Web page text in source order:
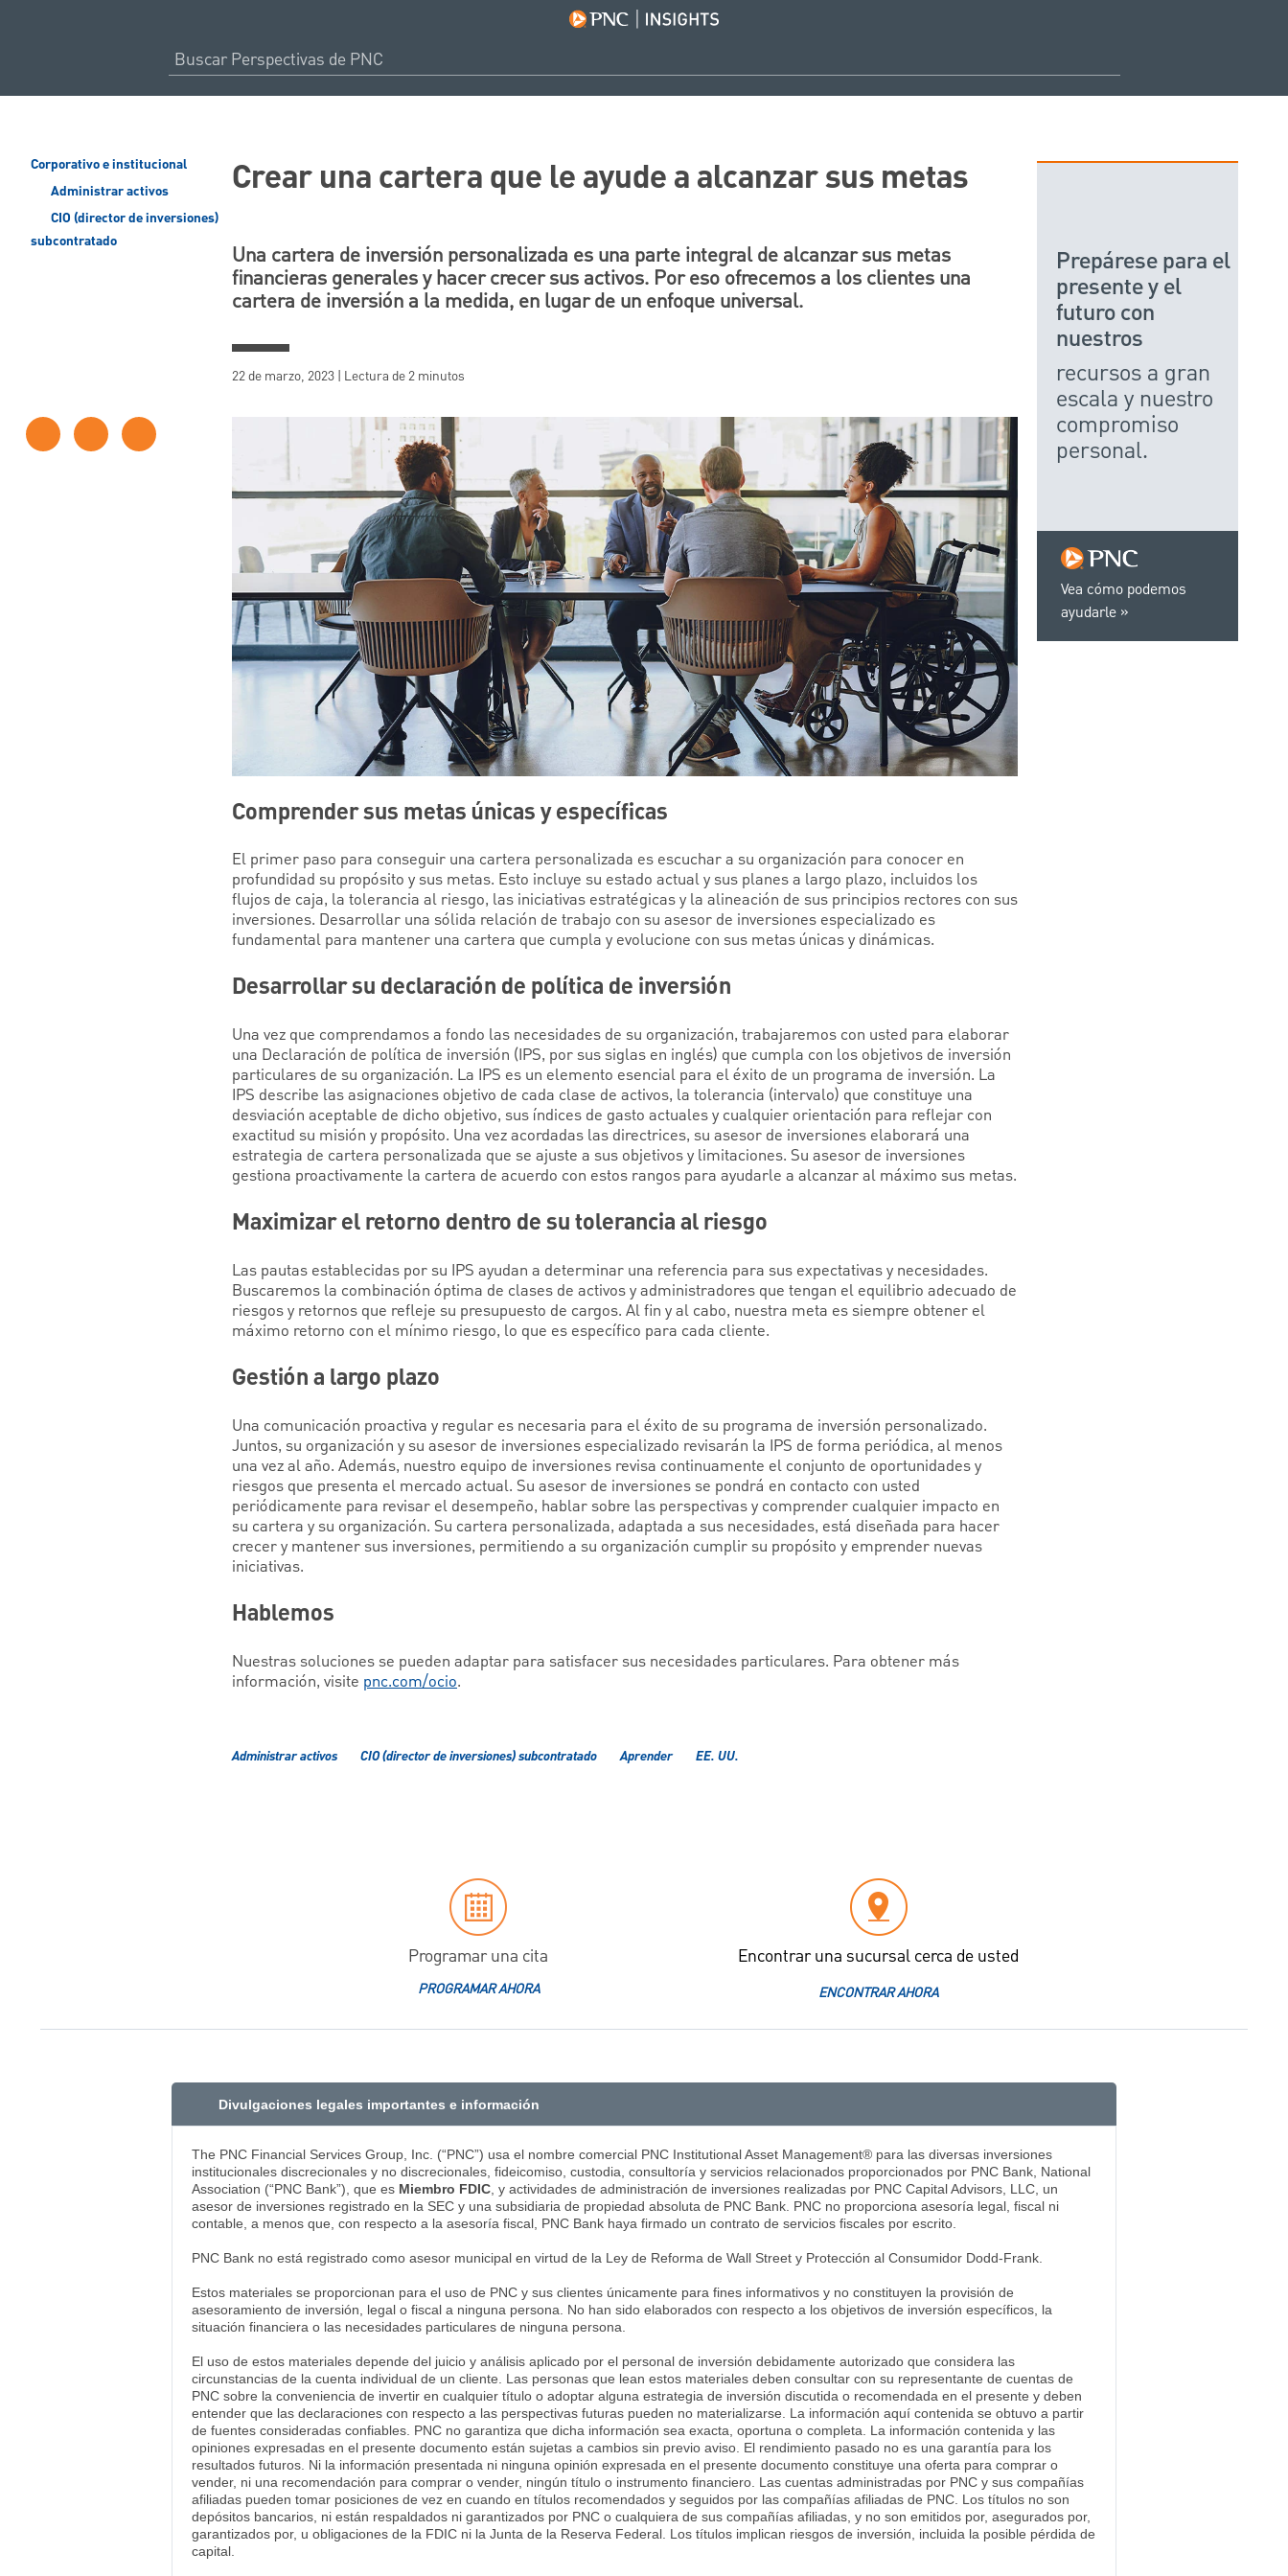
Corporativo e institucional
Administrar activos
CIO (director de inversiones)
subcontratado
Crear una cartera que le ayude a alcanzar sus metas
Una cartera de inversión personalizada es una parte integral de alcanzar sus metas
financieras generales y hacer crecer sus activos. Por eso ofrecemos a los clientes una
cartera de inversión a la medida, en lugar de un enfoque universal.
22 de marzo, 2023 | Lectura de 2 minutos
Comprender sus metas únicas y específicas
El primer paso para conseguir una cartera personalizada es escuchar a su organización para conocer en
profundidad su propósito y sus metas. Esto incluye su estado actual y sus planes a largo plazo, incluidos los
flujos de caja, la tolerancia al riesgo, las iniciativas estratégicas y la alineación de sus principios rectores con sus
inversiones. Desarrollar una sólida relación de trabajo con su asesor de inversiones especializado es
fundamental para mantener una cartera que cumpla y evolucione con sus metas únicas y dinámicas.
Desarrollar su declaración de política de inversión
Una vez que comprendamos a fondo las necesidades de su organización, trabajaremos con usted para elaborar
una Declaración de política de inversión (IPS, por sus siglas en inglés) que cumpla con los objetivos de inversión
particulares de su organización. La IPS es un elemento esencial para el éxito de un programa de inversión. La
IPS describe las asignaciones objetivo de cada clase de activos, la tolerancia (intervalo) que constituye una
desviación aceptable de dicho objetivo, sus índices de gasto actuales y cualquier orientación para reflejar con
exactitud su misión y propósito. Una vez acordadas las directrices, su asesor de inversiones elaborará una
estrategia de cartera personalizada que se ajuste a sus objetivos y limitaciones. Su asesor de inversiones
gestiona proactivamente la cartera de acuerdo con estos rangos para ayudarle a alcanzar al máximo sus metas.
Maximizar el retorno dentro de su tolerancia al riesgo
Las pautas establecidas por su IPS ayudan a determinar una referencia para sus expectativas y necesidades.
Buscaremos la combinación óptima de clases de activos y administradores que tengan el equilibrio adecuado de
riesgos y retornos que refleje su presupuesto de cargos. Al fin y al cabo, nuestra meta es siempre obtener el
máximo retorno con el mínimo riesgo, lo que es específico para cada cliente.
Gestión a largo plazo
Una comunicación proactiva y regular es necesaria para el éxito de su programa de inversión personalizado.
Juntos, su organización y su asesor de inversiones especializado revisarán la IPS de forma periódica, al menos
una vez al año. Además, nuestro equipo de inversiones revisa continuamente el conjunto de oportunidades y
riesgos que presenta el mercado actual. Su asesor de inversiones se pondrá en contacto con usted
periódicamente para revisar el desempeño, hablar sobre las perspectivas y comprender cualquier impacto en
su cartera y su organización. Su cartera personalizada, adaptada a sus necesidades, está diseñada para hacer
crecer y mantener sus inversiones, permitiendo a su organización cumplir su propósito y emprender nuevas
iniciativas.
Hablemos
Nuestras soluciones se pueden adaptar para satisfacer sus necesidades particulares. Para obtener más
información, visite pnc.com/ocio.
Administrar activos CIO (director de inversiones) subcontratado Aprender EE. UU.
Vea cómo podemos
ayudarle
Prepárese para el
presente y el
futuro con
nuestros
recursos a gran
escala y nuestro
compromiso
personal.
Programar una cita
PROGRAMAR AHORA
Encontrar una sucursal cerca de usted
ENCONTRAR AHORA
Divulgaciones legales importantes e información
The PNC Financial Services Group, Inc. (“PNC”) usa el nombre comercial PNC Institutional Asset Management® para las diversas inversiones
institucionales discrecionales y no discrecionales, fideicomiso, custodia, consultoría y servicios relacionados proporcionados por PNC Bank, National
Association (“PNC Bank”), que es Miembro FDIC , y actividades de administración de inversiones realizadas por PNC Capital Advisors, LLC, un
asesor de inversiones registrado en la SEC y una subsidiaria de propiedad absoluta de PNC Bank. PNC no proporciona asesoría legal, fiscal ni
contable, a menos que, con respecto a la asesoría fiscal, PNC Bank haya firmado un contrato de servicios fiscales por escrito.
PNC Bank no está registrado como asesor municipal en virtud de la Ley de Reforma de Wall Street y Protección al Consumidor Dodd-Frank.
Estos materiales se proporcionan para el uso de PNC y sus clientes únicamente para fines informativos y no constituyen la provisión de
asesoramiento de inversión, legal o fiscal a ninguna persona. No han sido elaborados con respecto a los objetivos de inversión específicos, la
situación financiera o las necesidades particulares de ninguna persona.
El uso de estos materiales depende del juicio y análisis aplicado por el personal de inversión debidamente autorizado que considera las
circunstancias de la cuenta individual de un cliente. Las personas que lean estos materiales deben consultar con su representante de cuentas de
PNC sobre la conveniencia de invertir en cualquier título o adoptar alguna estrategia de inversión discutida o recomendada en el presente y deben
entender que las declaraciones con respecto a las perspectivas futuras pueden no materializarse. La información aquí contenida se obtuvo a partir
de fuentes consideradas confiables. PNC no garantiza que dicha información sea exacta, oportuna o completa. La información contenida y las
opiniones expresadas en el presente documento están sujetas a cambios sin previo aviso. El rendimiento pasado no es una garantía para los
resultados futuros. Ni la información presentada ni ninguna opinión expresada en el presente documento constituye una oferta para comprar o
vender, ni una recomendación para comprar o vender, ningún título o instrumento financiero. Las cuentas administradas por PNC y sus compañías
afiliadas pueden tomar posiciones de vez en cuando en títulos recomendados y seguidos por las compañías afiliadas de PNC. Los títulos no son
depósitos bancarios, ni están respaldados ni garantizados por PNC o cualquiera de sus compañías afiliadas, y no son emitidos por, asegurados por,
garantizados por, u obligaciones de la FDIC ni la Junta de la Reserva Federal. Los títulos implican riesgos de inversión, incluida la posible pérdida de
capital.